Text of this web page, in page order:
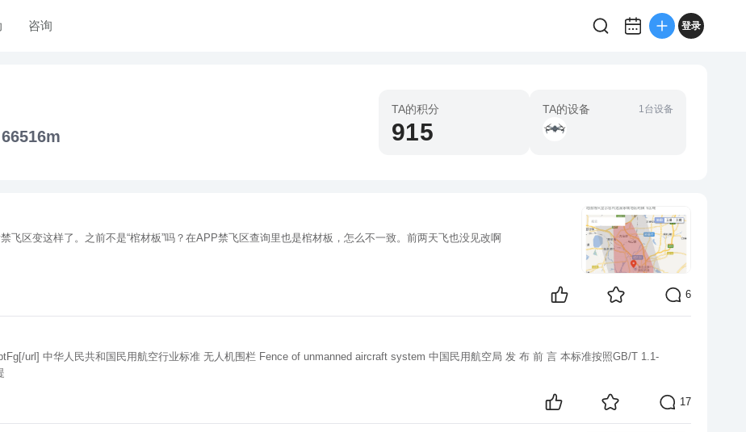
咨询 登录
66516m
TA的积分
915
TA的设备 1台设备
区变这样了。之前不是“棺材板”吗？在APP禁飞区查询里也是棺材板，怎么不一致。前两天飞也没见改啊
6
围栏 Fence of unmanned aircraft system 中国民用航空局 发 布 前 言 本标准按照GB/T 1.1-
17